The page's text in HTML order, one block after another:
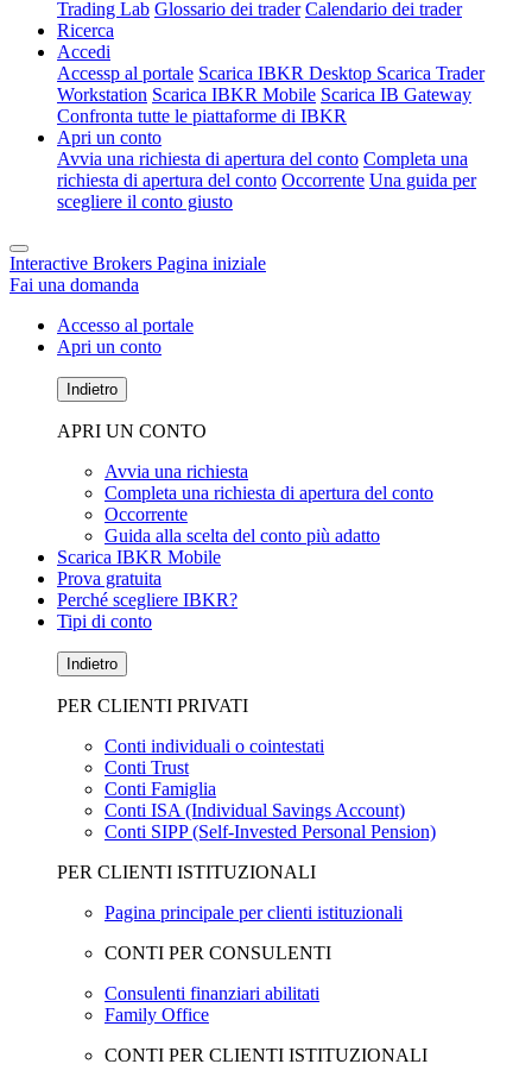
Trading Lab Glossario dei trader Calendario dei trader
Ricerca
Accedi
Accessp al portale Scarica IBKR Desktop Scarica Trader
Workstation Scarica IBKR Mobile Scarica IB Gateway
Confronta tutte le piattaforme di IBKR
Apri un conto
Avvia una richiesta di apertura del conto Completa una
richiesta di apertura del conto Occorrente Una guida per
scegliere il conto giusto
Interactive Brokers Pagina iniziale
Fai una domanda
Accesso al portale
Apri un conto
Indietro
APRI UN CONTO
Avvia una richiesta
Completa una richiesta di apertura del conto
Occorrente
Guida alla scelta del conto più adatto
Scarica IBKR Mobile
Prova gratuita
Perché scegliere IBKR?
Tipi di conto
Indietro
PER CLIENTI PRIVATI
Conti individuali o cointestati
Conti Trust
Conti Famiglia
Conti ISA (Individual Savings Account)
Conti SIPP (Self-Invested Personal Pension)
PER CLIENTI ISTITUZIONALI
Pagina principale per clienti istituzionali
CONTI PER CONSULENTI
Consulenti finanziari abilitati
Family Office
CONTI PER CLIENTI ISTITUZIONALI